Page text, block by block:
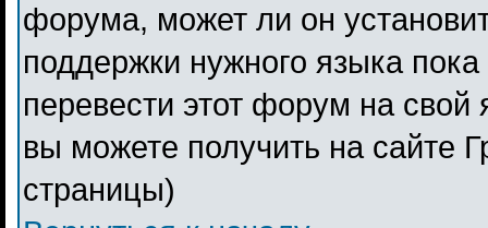
форума, может ли он
поддержки нужного языка
перевести этот форум на
вы можете получить на сайте
страницы)